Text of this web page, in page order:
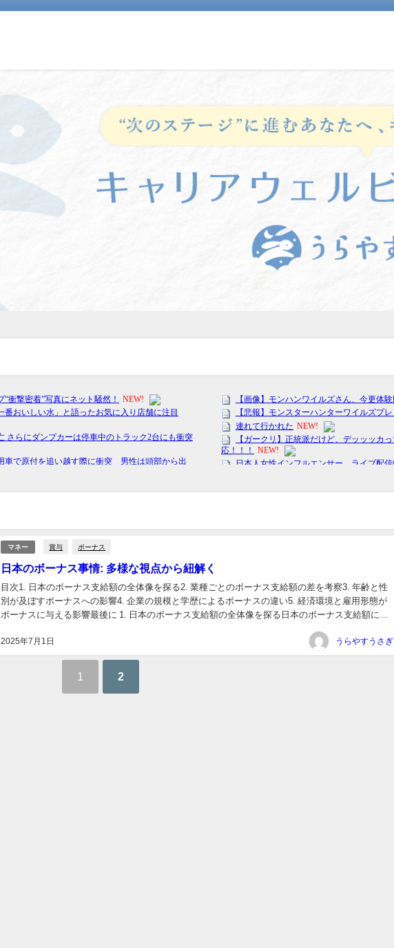
マネー 賞与 ボーナス
日本のボーナス事情: 多様な視点から紐解く
2025年7月1日
目次1. 日本のボーナス支給額の全体像を探る2. 業種ごとのボーナス支給額の差を考察3. 年齢と性
別が及ぼすボーナスへの影響4. 企業の規模と学歴によるボーナスの違い5. 経済環境と雇用形態が
ボーナスに与える影響最後に 1. 日本のボーナス支給額の全体像を探る日本のボーナス支給額につ
うらやすうさぎ
1 2